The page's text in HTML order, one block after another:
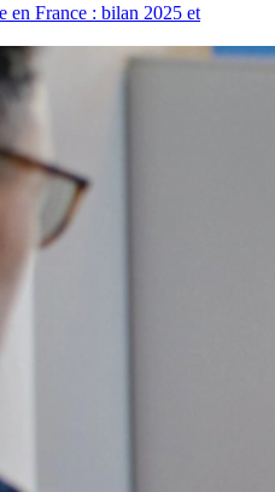
en France : bilan 2025 et